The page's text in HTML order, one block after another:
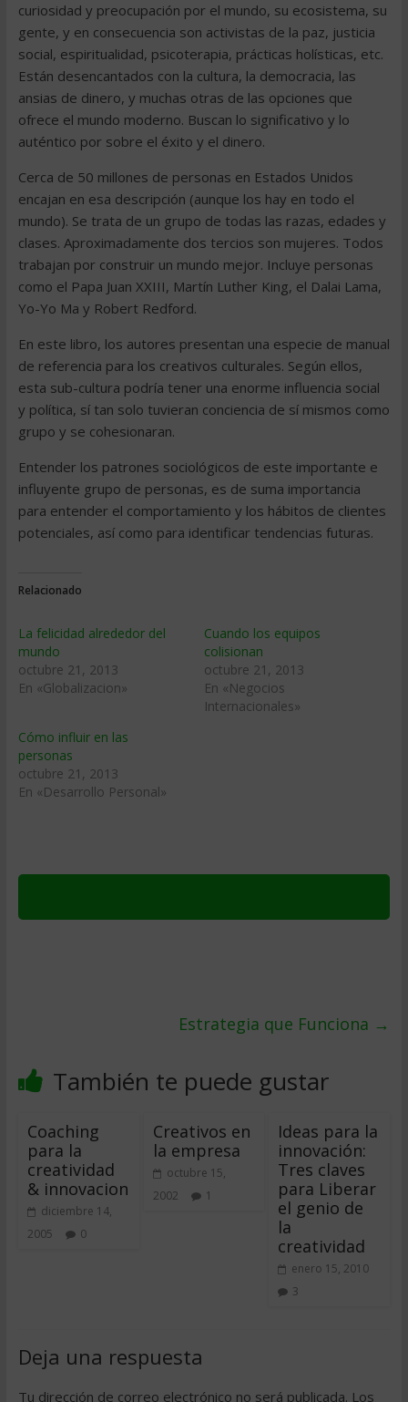
curiosidad y preocupación por el mundo, su ecosistema, su
gente, y en consecuencia son activistas de la paz, justicia
social, espiritualidad, psicoterapia, prácticas holísticas, etc.
Están desencantados con la cultura, la democracia, las
ansias de dinero, y muchas otras de las opciones que
ofrece el mundo moderno. Buscan lo significativo y lo
auténtico por sobre el éxito y el dinero.
Cerca de 50 millones de personas en Estados Unidos
encajan en esa descripción (aunque los hay en todo el
mundo). Se trata de un grupo de todas las razas, edades y
clases. Aproximadamente dos tercios son mujeres. Todos
trabajan por construir un mundo mejor. Incluye personas
como el Papa Juan XXIII, Martín Luther King, el Dalai Lama,
Yo-Yo Ma y Robert Redford.
En este libro, los autores presentan una especie de manual
de referencia para los creativos culturales. Según ellos,
esta sub-cultura podría tener una enorme influencia social
y política, sí tan solo tuvieran conciencia de sí mismos como
grupo y se cohesionaran.
Entender los patrones sociológicos de este importante e
influyente grupo de personas, es de suma importancia
para entender el comportamiento y los hábitos de clientes
potenciales, así como para identificar tendencias futuras.
Relacionado
La felicidad alrededor del
mundo
octubre 21, 2013
En «Globalizacion»
Cuando los equipos
colisionan
octubre 21, 2013
En «Negocios
Internacionales»
Cómo influir en las
personas
octubre 21, 2013
En «Desarrollo Personal»
Estrategia que Funciona →
También te puede gustar
Coaching
para la
creatividad
& innovacion
diciembre 14,
2005
0
Creativos en
la empresa
octubre 15,
2002
1
Ideas para la
innovación:
Tres claves
para Liberar
el genio de
la
creatividad
enero 15, 2010
3
Deja una respuesta
Tu dirección de correo electrónico no será publicada. Los